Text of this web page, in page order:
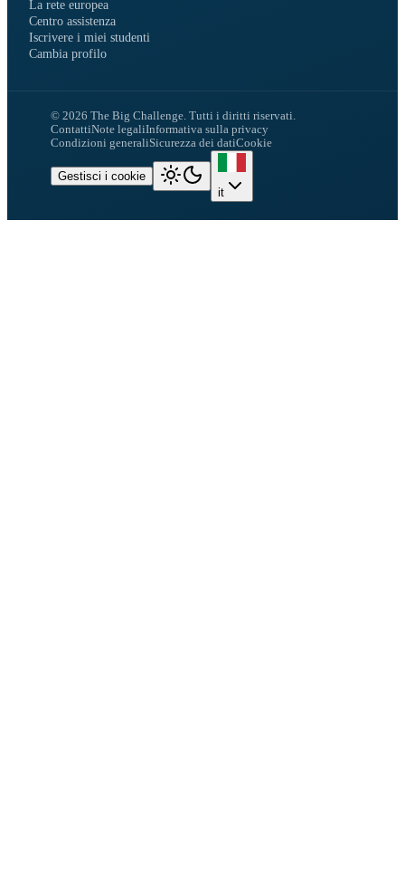
La rete europea
Centro assistenza
Iscrivere i miei studenti
Cambia profilo
© 2026 The Big Challenge. Tutti i diritti riservati.
ContattiNote legaliInformativa sulla privacy
Condizioni generaliSicurezza dei datiCookie
Gestisci i cookie
it